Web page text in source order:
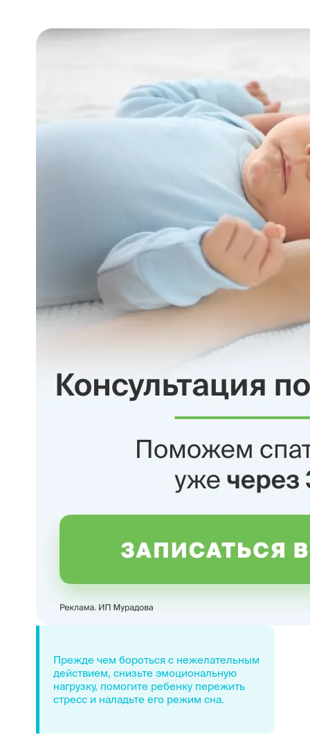
Прежде чем бороться с нежелательным
действием, снизьте эмоциональную
нагрузку, помогите ребенку пережить
стресс и наладьте его режим сна.